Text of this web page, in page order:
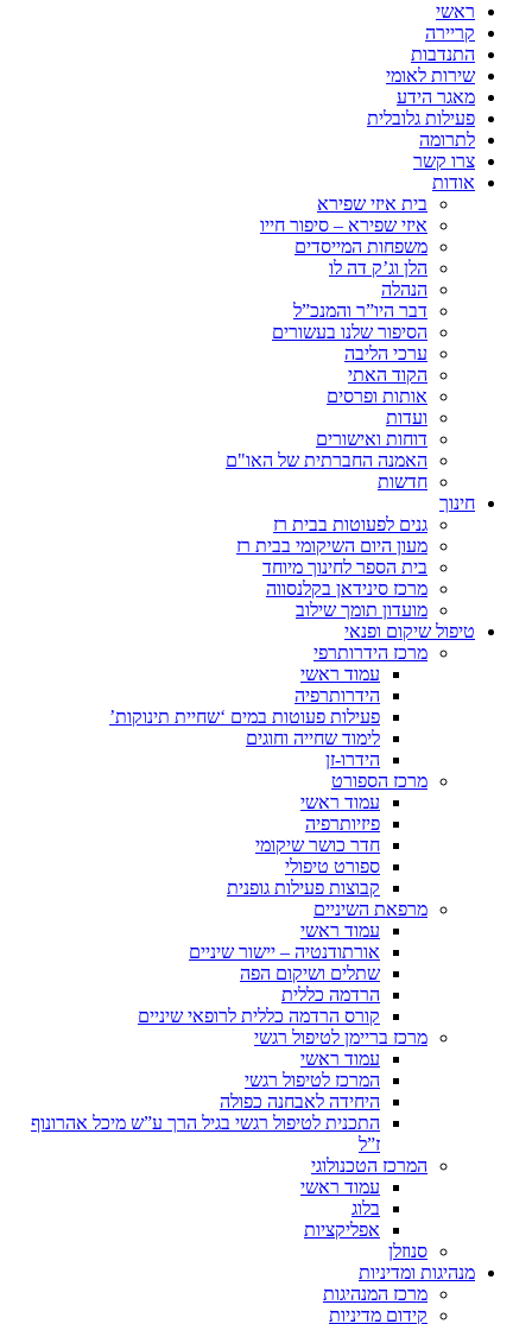
ראשי
קריירה
התנדבות
שירות לאומי
מאגר הידע
פעילות גלובלית
לתרומה
צרו קשר
אודות
בית איזי שפירא
איזי שפירא – סיפור חייו
משפחות המייסדים
הלן וג’ק דה לו
הנהלה
דבר היו”ר והמנכ”ל
הסיפור שלנו בעשורים
ערכי הליבה
הקוד האתי
אותות ופרסים
ועדות
דוחות ואישורים
האמנה החברתית של האו"ם
חדשות
חינוך
גנים לפעוטות בבית רז
מעון היום השיקומי בבית רז
בית הספר לחינוך מיוחד
מרכז סינידאן בקלנסווה
מועדון תומך שילוב
טיפול שיקום ופנאי
מרכז הידרותרפי
עמוד ראשי
הידרותרפיה
פעילות פעוטות במים ‘שחיית תינוקות’
לימוד שחייה וחוגים
הידרו-זן
מרכז הספורט
עמוד ראשי
פיזיותרפיה
חדר כושר שיקומי
ספורט טיפולי
קבוצות פעילות גופנית
מרפאת השיניים
עמוד ראשי
אורתודנטיה – יישור שיניים
שתלים ושיקום הפה
הרדמה כללית
קורס הרדמה כללית לרופאי שיניים
מרכז בריימן לטיפול רגשי
עמוד ראשי
המרכז לטיפול רגשי
היחידה לאבחנה כפולה
התכנית לטיפול רגשי בגיל הרך ע”ש מיכל אהרונוף
ז”ל
המרכז הטכנולוגי
עמוד ראשי
בלוג
אפליקציות
סנוזלן
מנהיגות ומדיניות
מרכז המנהיגות
קידום מדיניות